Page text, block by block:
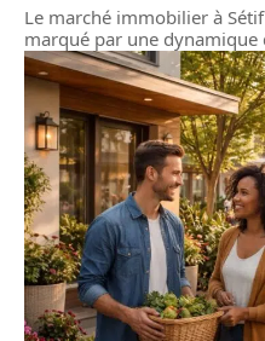
Le marché immobilier à
marqué par une dynamique